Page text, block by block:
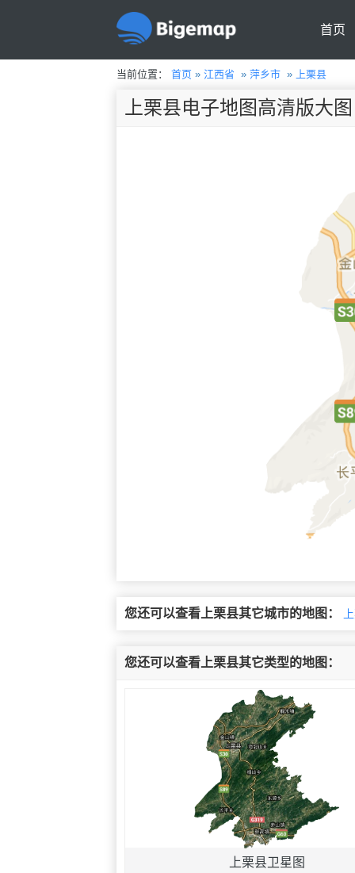
首页
当前位置： 首页» 江西省 » 萍乡市» 上栗县
上栗县电子地图高清版大图
您还可以查看上栗县其它城市的地图：
您还可以查看上栗县其它类型的地图：
上栗县卫星图